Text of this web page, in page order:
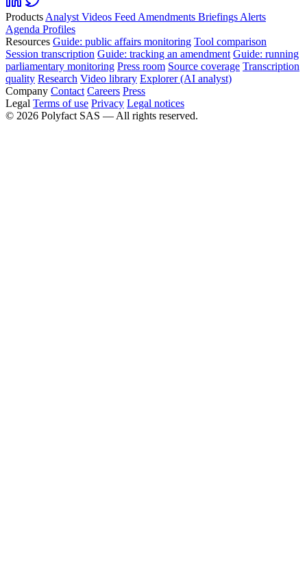
Products Analyst Videos Feed Amendments Briefings Alerts
Agenda Profiles
Resources Guide: public affairs monitoring Tool comparison
Session transcription Guide: tracking an amendment Guide: running
parliamentary monitoring Press room Source coverage Transcription
quality Research Video library Explorer (AI analyst)
Company Contact Careers Press
Legal Terms of use Privacy Legal notices
© 2026 Polyfact SAS — All rights reserved.